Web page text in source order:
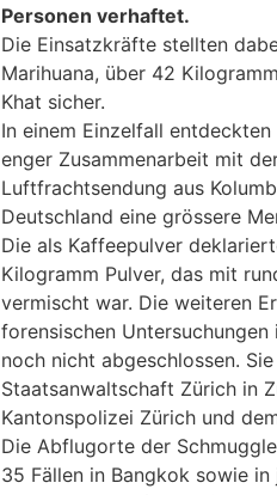
Personen verhaftet.
Die Einsatzkräfte stellten
Marihuana, über 42
Khat sicher.
In einem Einzelfall
enger Zusammenarbeit mit
Luftfrachtsendung aus
Deutschland eine grössere
Die als Kaffeepulver
Kilogramm Pulver, das mit
vermischt war. Die weiteren
forensischen
noch nicht abgeschlossen.
Staatsanwaltschaft Zürich in
Kantonspolizei Zürich und
Die Abflugorte der
35 Fällen in Bangkok sowie in